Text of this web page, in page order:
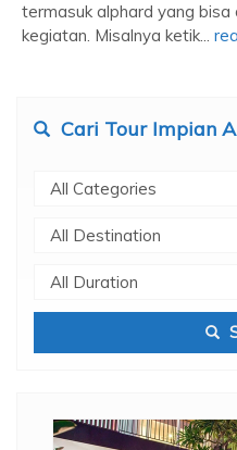
termasuk alphard yang
kegiatan. Misalnya ketik...
Cari Tour Impian